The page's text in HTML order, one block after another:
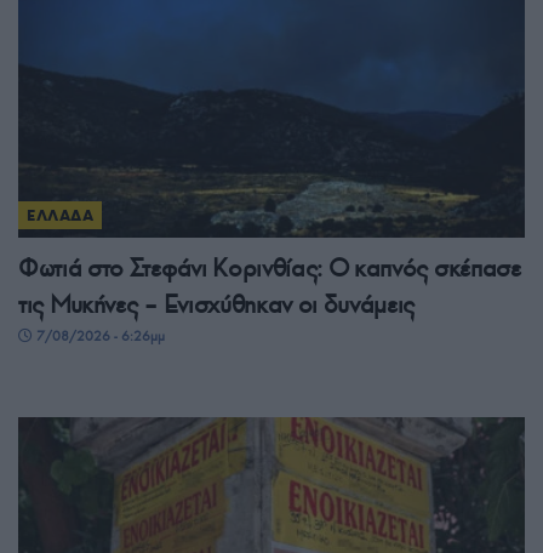
ΕΛΛΑΔΑ
Φωτιά στο Στεφάνι Κορινθίας: Ο καπνός σκέπασε
τις Μυκήνες – Ενισχύθηκαν οι δυνάμεις
7/08/2026 - 6:26μμ